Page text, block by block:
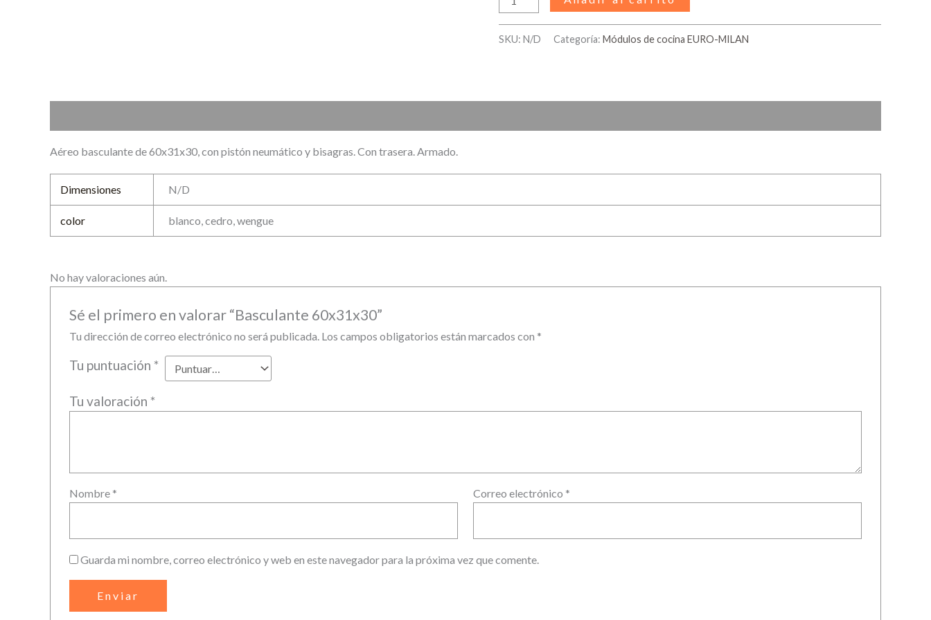
SKU: N/D Categoría: Módulos de cocina EURO-MILAN
Aéreo basculante de 60x31x30, con pistón neumático y bisagras. Con trasera. Armado.
Dimensiones N/D
color blanco, cedro, wengue
No hay valoraciones aún.
Sé el primero en valorar “Basculante 60x31x30”
Tu dirección de correo electrónico no será publicada. Los campos obligatorios están marcados con *
Tu puntuación *
Tu valoración *
Nombre * Correo electrónico *
Guarda mi nombre, correo electrónico y web en este navegador para la próxima vez que comente.